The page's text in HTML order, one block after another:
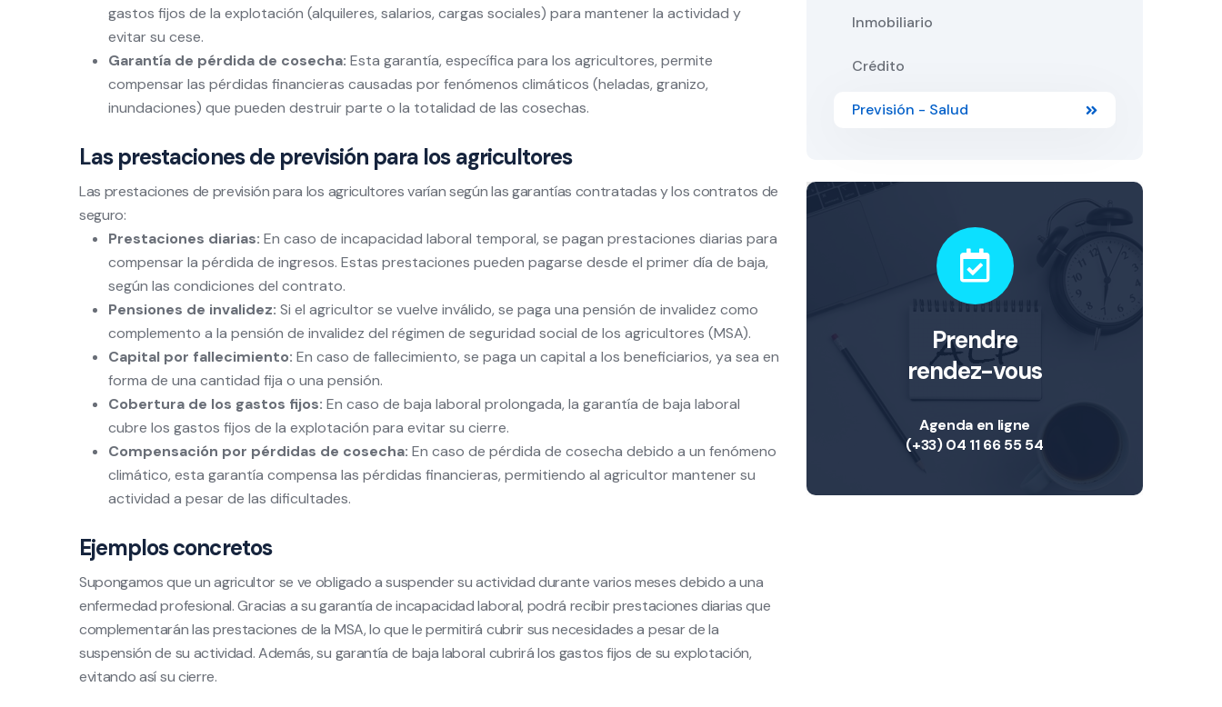
gastos fijos de la explotación (alquileres, salarios, cargas sociales) para mantener la actividad y
evitar su cese.
Garantía de pérdida de cosecha: Esta garantía, específica para los agricultores, permite
compensar las pérdidas financieras causadas por fenómenos climáticos (heladas, granizo,
inundaciones) que pueden destruir parte o la totalidad de las cosechas.
Las prestaciones de previsión para los agricultores
Las prestaciones de previsión para los agricultores varían según las garantías contratadas y los contratos de
seguro:
Prestaciones diarias: En caso de incapacidad laboral temporal, se pagan prestaciones diarias para
compensar la pérdida de ingresos. Estas prestaciones pueden pagarse desde el primer día de baja,
según las condiciones del contrato.
Pensiones de invalidez: Si el agricultor se vuelve inválido, se paga una pensión de invalidez como
complemento a la pensión de invalidez del régimen de seguridad social de los agricultores (MSA).
Capital por fallecimiento: En caso de fallecimiento, se paga un capital a los beneficiarios, ya sea en
forma de una cantidad fija o una pensión.
Cobertura de los gastos fijos: En caso de baja laboral prolongada, la garantía de baja laboral
cubre los gastos fijos de la explotación para evitar su cierre.
Compensación por pérdidas de cosecha: En caso de pérdida de cosecha debido a un fenómeno
climático, esta garantía compensa las pérdidas financieras, permitiendo al agricultor mantener su
actividad a pesar de las dificultades.
Ejemplos concretos
Supongamos que un agricultor se ve obligado a suspender su actividad durante varios meses debido a una
enfermedad profesional. Gracias a su garantía de incapacidad laboral, podrá recibir prestaciones diarias que
complementarán las prestaciones de la MSA, lo que le permitirá cubrir sus necesidades a pesar de la
suspensión de su actividad. Además, su garantía de baja laboral cubrirá los gastos fijos de su explotación,
evitando así su cierre.
Inmobiliario
Crédito
Previsión - Salud
Prendre
rendez-vous
Agenda en ligne
(+33) 04 11 66 55 54